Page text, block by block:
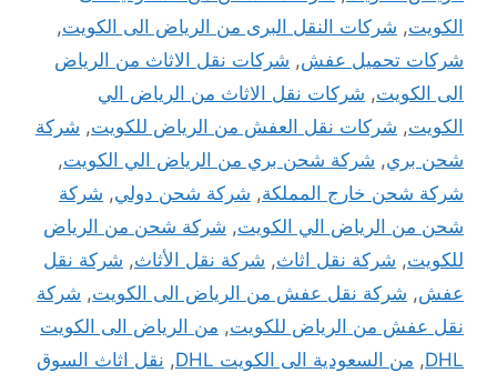
الكويت, شركات النقل البرى من الرياض الى الكويت,
شركات تحميل عفش, شركات نقل الاثاث من الرياض
الى الكويت, شركات نقل الاثاث من الرياض الي
الكويت, شركات نقل العفش من الرياض للكويت, شركة
شحن بري, شركة شحن بري من الرياض الي الكويت,
شركة شحن خارج المملكة, شركة شحن دولي, شركة
شحن من الرياض الي الكويت, شركة شحن من الرياض
للكويت, شركة نقل اثاث, شركة نقل الأثاث, شركة نقل
عفش, شركة نقل عفش من الرياض الى الكويت, شركة
نقل عفش من الرياض للكويت, من الرياض الى الكويت
DHL
, من السعودية الى الكويت DHL , نقل اثاث السوق